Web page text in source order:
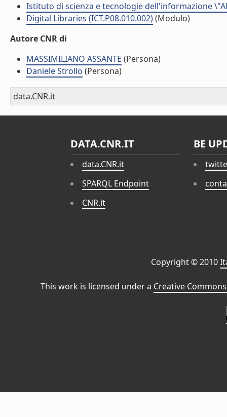
Istituto di scienza e tecnologie dell'informazione
Digital Libraries (ICT.P08.010.002)(Modulo)
Autore CNR di
MASSIMILIANO ASSANTE (Persona)
Daniele Strollo (Persona)
data.CNR.it
DATA.CNR.IT
data.CNR.it
SPARQL Endpoint
CNR.it
BE
Copyright © 2010
This work is licensed under a Creative